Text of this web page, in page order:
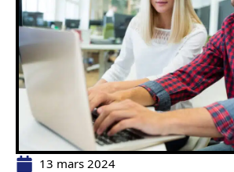
13 mars 2024